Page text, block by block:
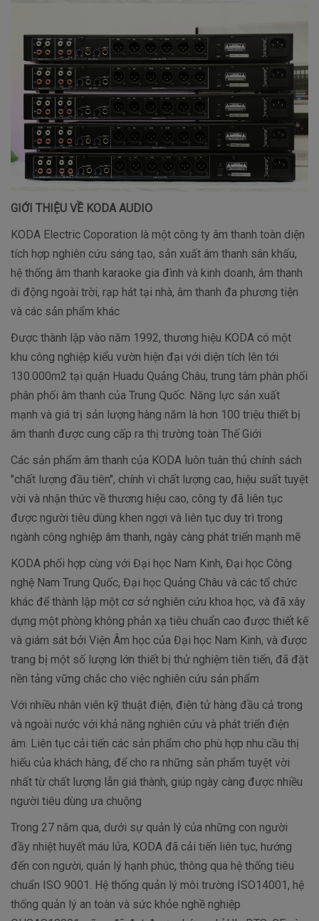
GIỚI THIỆU VỀ KODA AUDIO
KODA Electric Coporation là một công ty âm thanh toàn diện
tích hợp nghiên cứu sáng tạo, sản xuất âm thanh sân khấu,
hệ thống âm thanh karaoke gia đình và kinh doanh, âm thanh
di động ngoài trời, rạp hát tại nhà, âm thanh đa phương tiện
và các sản phẩm khác
Được thành lập vào năm 1992, thương hiệu KODA có một
khu công nghiệp kiểu vườn hiện đại với diện tích lên tới
130.000m2 tại quận Huadu Quảng Châu, trung tâm phân phối
phân phối âm thanh của Trung Quốc. Năng lực sản xuất
mạnh và giá trị sản lượng hàng năm là hơn 100 triệu thiết bị
âm thanh được cung cấp ra thị trường toàn Thế Giới
Các sản phẩm âm thanh của KODA luôn tuân thủ chính sách
"chất lượng đầu tiên", chính vì chất lượng cao, hiệu suất tuyệt
vời và nhận thức về thương hiệu cao, công ty đã liên tục
được người tiêu dùng khen ngợi và liên tục duy trì trong
ngành công nghiệp âm thanh, ngày càng phát triển mạnh mẽ
KODA phối hợp cùng với Đại học Nam Kinh, Đại học Công
nghệ Nam Trung Quốc, Đại học Quảng Châu và các tổ chức
khác để thành lập một cơ sở nghiên cứu khoa học, và đã xây
dựng một phòng không phản xạ tiêu chuẩn cao được thiết kế
và giám sát bởi Viện Âm học của Đại học Nam Kinh, và được
trang bị một số lượng lớn thiết bị thử nghiệm tiên tiến, đã đặt
nền tảng vững chắc cho việc nghiên cứu sản phẩm
Với nhiều nhân viên kỹ thuật điện, điện tử hàng đầu cả trong
và ngoài nước với khả năng nghiên cứu và phát triển điện
âm. Liên tục cải tiến các sản phẩm cho phù hợp nhu cầu thị
hiếu của khách hàng, để cho ra những sản phẩm tuyệt vời
nhất từ chất lượng lẫn giá thành, giúp ngày càng được nhiều
người tiêu dùng ưa chuộng
Trong 27 năm qua, dưới sự quản lý của những con người
đầy nhiệt huyết máu lửa, KODA đã cải tiến liên tục, hướng
đến con người, quản lý hạnh phúc, thông qua hệ thống tiêu
chuẩn ISO 9001. Hệ thống quản lý môi trường ISO14001, hệ
thống quản lý an toàn và sức khỏe nghề nghiệp